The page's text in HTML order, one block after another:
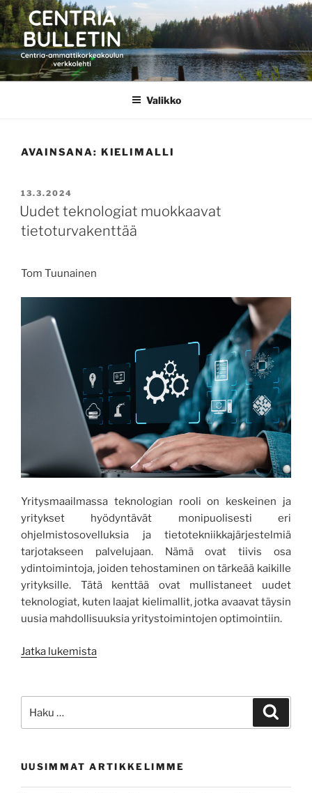
Siirry
sisältöön
CENTRIA BULLETIN
Valikko
AVAINSANA: KIELIMALLI
JULKAISTU
13.3.2024
Uudet teknologiat muokkaavat
tietoturvakenttää
Tom Tuunainen
Yritysmaailmassa teknologian rooli on keskeinen ja
yritykset hyödyntävät monipuolisesti eri
ohjelmistosovelluksia ja tietotekniikkajärjestelmiä
tarjotakseen palvelujaan. Nämä ovat tiivis osa
ydintoimintoja, joiden tehostaminen on tärkeää kaikille
yrityksille. Tätä kenttää ovat mullistaneet uudet
teknologiat, kuten laajat kielimallit, jotka avaavat täysin
uusia mahdollisuuksia yritystoimintojen optimointiin.
Jatka lukemista”Uudet
tietoturvakenttää”
UUSIMMAT ARTIKKELIMME